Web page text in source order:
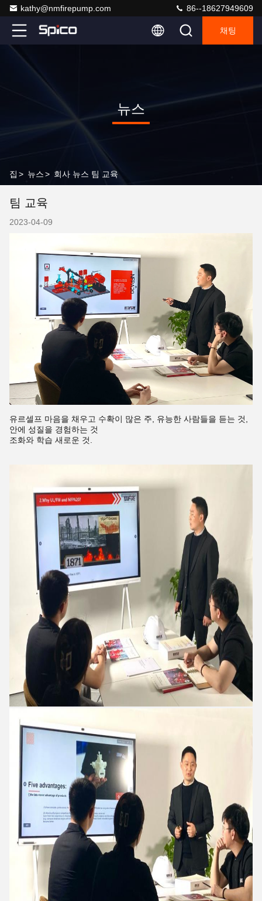
kathy@nmfirepump.com 86--18627949609
채팅
뉴스
집 > 뉴스> 회사 뉴스 팀 교육
팀 교육
2023-04-09
유르셀프 마음을 채우고 수확이 많은 주, 유능한 사람들을 듣는 것,
안에 성질을 경험하는 것
조화와 학습 새로운 것.